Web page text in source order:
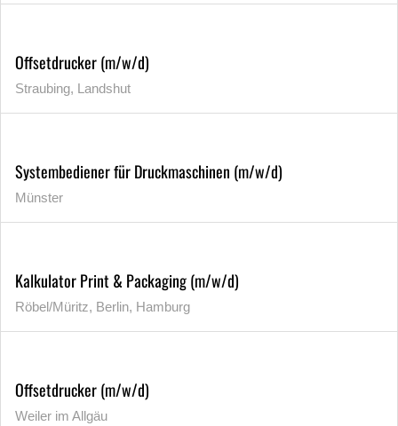
Offsetdrucker (m/w/d)
Straubing, Landshut
Systembediener für Druckmaschinen (m/w/d)
Münster
Kalkulator Print & Packaging (m/w/d)
Röbel/Müritz, Berlin, Hamburg
Offsetdrucker (m/w/d)
Weiler im Allgäu